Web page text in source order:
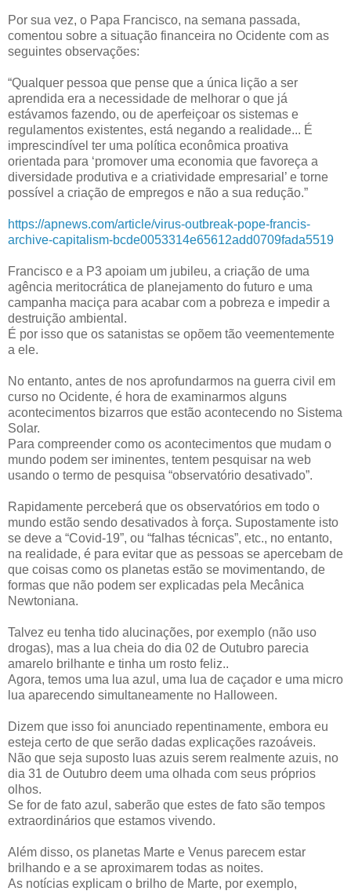
Por sua vez, o Papa Francisco, na semana passada,
comentou sobre a situação financeira no Ocidente com as
seguintes observações:
“Qualquer pessoa que pense que a única lição a ser
aprendida era a necessidade de melhorar o que já
estávamos fazendo, ou de aperfeiçoar os sistemas e
regulamentos existentes, está negando a realidade... É
imprescindível ter uma política econômica proativa
orientada para ‘promover uma economia que favoreça a
diversidade produtiva e a criatividade empresarial’ e torne
possível a criação de empregos e não a sua redução.”
https://apnews.com/article/virus-outbreak-pope-francis-
archive-capitalism-bcde0053314e65612add0709fada5519
Francisco e a P3 apoiam um jubileu, a criação de uma
agência meritocrática de planejamento do futuro e uma
campanha maciça para acabar com a pobreza e impedir a
destruição ambiental.
É por isso que os satanistas se opõem tão veementemente
a ele.
No entanto, antes de nos aprofundarmos na guerra civil em
curso no Ocidente, é hora de examinarmos alguns
acontecimentos bizarros que estão acontecendo no Sistema
Solar.
Para compreender como os acontecimentos que mudam o
mundo podem ser iminentes, tentem pesquisar na web
usando o termo de pesquisa “observatório desativado”.
Rapidamente perceberá que os observatórios em todo o
mundo estão sendo desativados à força. Supostamente isto
se deve a “Covid-19”, ou “falhas técnicas”, etc., no entanto,
na realidade, é para evitar que as pessoas se apercebam de
que coisas como os planetas estão se movimentando, de
formas que não podem ser explicadas pela Mecânica
Newtoniana.
Talvez eu tenha tido alucinações, por exemplo (não uso
drogas), mas a lua cheia do dia 02 de Outubro parecia
amarelo brilhante e tinha um rosto feliz..
Agora, temos uma lua azul, uma lua de caçador e uma micro
lua aparecendo simultaneamente no Halloween.
Dizem que isso foi anunciado repentinamente, embora eu
esteja certo de que serão dadas explicações razoáveis.
Não que seja suposto luas azuis serem realmente azuis, no
dia 31 de Outubro deem uma olhada com seus próprios
olhos.
Se for de fato azul, saberão que estes de fato são tempos
extraordinários que estamos vivendo.
Além disso, os planetas Marte e Venus parecem estar
brilhando e a se aproximarem todas as noites.
As notícias explicam o brilho de Marte, por exemplo,